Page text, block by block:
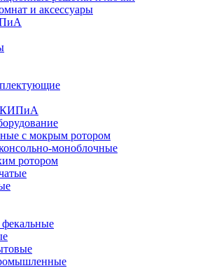
и аксессуары
КИПиА
с мокрым ротором
моноблочные
ротором